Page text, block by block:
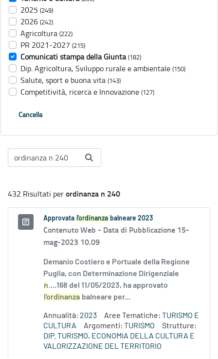
2025 (249)
2026 (242)
Agricoltura (222)
PR 2021-2027 (215)
Comunicati stampa della Giunta (182)
Dip. Agricoltura, Sviluppo rurale e ambientale (150)
Salute, sport e buona vita (143)
Competitività, ricerca e Innovazione (127)
Cancella
432 Risultati perordinanza n 240
Approvata l'ordinanza balneare 2023
Contenuto Web - Data di Pubblicazione 15-
mag-2023 10.09
Demanio Costiero e Portuale della Regione
Puglia, con Determinazione Dirigenziale
n....168 del 11/05/2023, ha approvato
l'ordinanza balneare per...
Annualità: 2023 Aree Tematiche: TURISMO E
CULTURA
Argomenti: TURISMO
Strutture:
DIP. TURISMO, ECONOMIA DELLA CULTURA E
VALORIZZAZIONE DEL TERRITORIO